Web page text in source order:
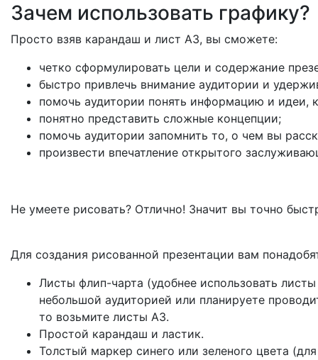
Зачем использовать графику?
Просто взяв карандаш и лист А3, вы сможете:
четко сформулировать цели и содержание
быстро привлечь внимание аудитории и
помочь аудитории понять информацию и идеи,
понятно представить сложные концепции;
помочь аудитории запомнить то, о чем вы
произвести впечатление открытого
Не умеете рисовать? Отлично! Значит вы точно
Для создания рисованной презентации вам
Листы флип-чарта (удобнее использовать
небольшой аудиторией или планируете
то возьмите листы А3.
Простой карандаш и ластик.
Толстый маркер синего или зеленого цвета